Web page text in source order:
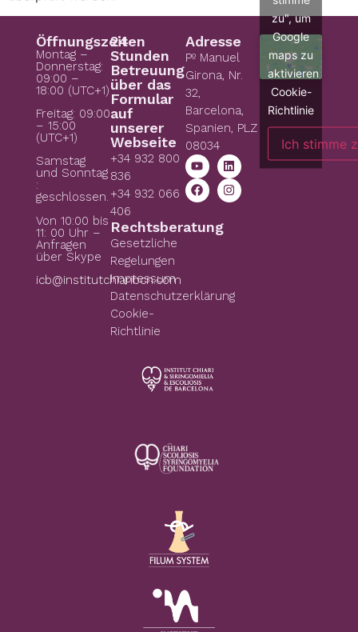
Öffnungszeiten
Montag –
Donnerstag:
09:00 –
18:00 (UTC+1)
Freitag: 09:00
– 15:00
(UTC+1)
Samstag
und Sonntag
:
geschlossen.
Von 10:00 bis
11: 00 Uhr –
Anfragen
über Skype
icb@institutchiaribcn.com
24
Stunden
Betreuung
über das
Formular
auf
unserer
Webseite
+34 932 800
836
+34 932 066
406
Rechtsberatung
Gesetzliche
Regelungen
Impressum
Datenschutzerklärung
Cookie-
Richtlinie
Adresse
Pº Manuel
Girona, Nr.
32,
Barcelona,
Spanien, PLZ
08034
zu", um
Google
maps zu
aktivieren
Cookie-
Richtlinie
Ich stimme